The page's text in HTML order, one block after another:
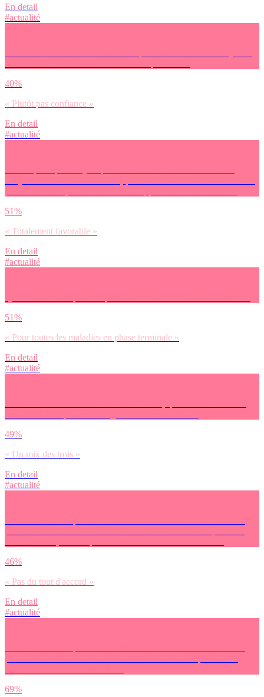
En detail
#actualité
40%
« Plutôt pas confiance »
En detail
#actualité
51%
« Totalement favorable »
En detail
#actualité
51%
« Pour toutes les maladies en phase terminale »
En detail
#actualité
49%
« Un mix des trois »
En detail
#actualité
46%
« Pas du tout d'accord »
En detail
#actualité
69%